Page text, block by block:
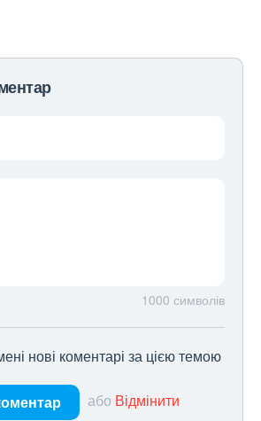
1000 символів
нові коментарі за цією темою
або Відмінити